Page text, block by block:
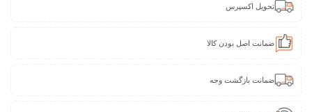
تحویل اکسپرس
ضمانت اصل بودن کالا
ضمانت بازگشت وجه